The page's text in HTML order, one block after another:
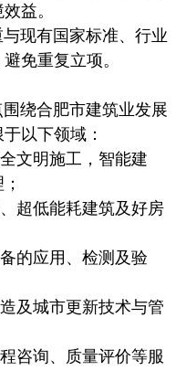
益。
现有国家标准、行业
免重复立项。
绕合肥市建筑业发展
以下领域：
文明施工，智能建
超低能耗建筑及好房
的应用、检测及验
城市更新技术与管
询、质量评价等服